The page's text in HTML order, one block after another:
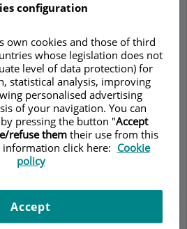
María
I REPARADORA
Contacte
configuration
own cookies and those of third
whose legislation does not
level of data protection) for
statistical analysis, improving
personalised advertising
of your navigation. You can
pressing the button "Accept
refuse themtheir use from this
click here: Cookie
policy
Accept